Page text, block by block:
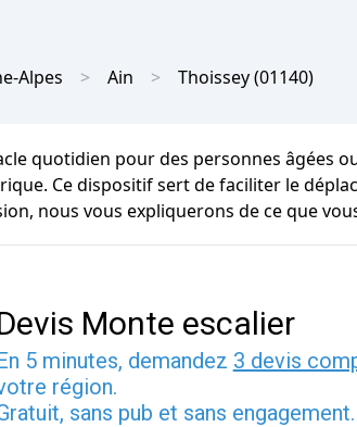
Alpes Ain Thoissey(01140)
quotidien pour des personnes âgées
Ce dispositif sert de faciliter le
nous vous expliquerons de ce que
Monte escalier
5 minutes, demandez 3 devis
région.
sans pub et sans engagement.